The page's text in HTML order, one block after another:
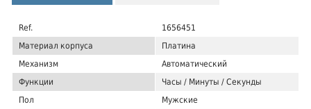
Ref.
1656451
Материал корпуса
Платина
Механизм
Автоматический
Функции
Часы / Минуты / Секунды
Пол
Мужские